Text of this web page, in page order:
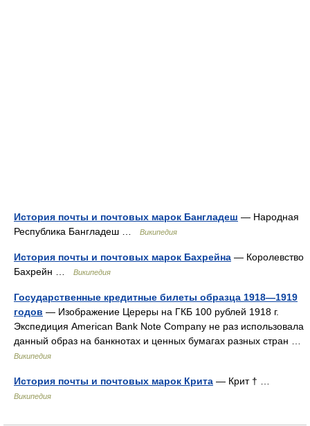
История почты и почтовых марок Бангладеш — Народная
Республика Бангладеш …
Википедия
История почты и почтовых марок Бахрейна — Королевство
Бахрейн …
Википедия
Государственные кредитные билеты образца 1918—1919
годов — Изображение Цереры на ГКБ 100 рублей 1918 г.
Экспедиция American Bank Note Company не раз использовала
данный образ на банкнотах и ценных бумагах разных стран …
Википедия
История почты и почтовых марок Крита — Крит † …
Википедия